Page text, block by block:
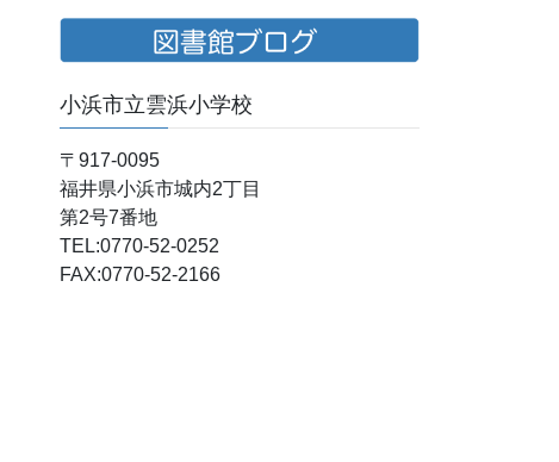
小浜市立雲浜小学校
〒917-0095
福井県小浜市城内2丁目
第2号7番地
TEL:0770-52-0252
FAX:0770-52-2166